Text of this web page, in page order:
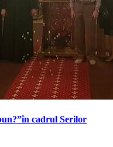
cadrul Serilor